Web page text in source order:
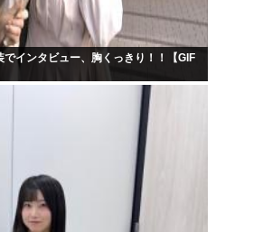
インタビュー、胸くっきり！！【GIF